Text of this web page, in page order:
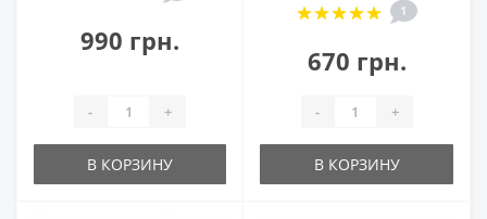
990 грн.
- +
В КОРЗИНУ
1
670 грн.
- +
В КОРЗИНУ